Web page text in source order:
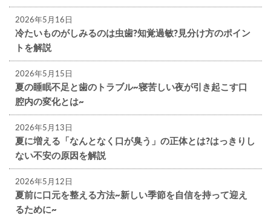
2026年5月16日
冷たいものがしみるのは虫歯?知覚過敏?見分け方のポイン
トを解説
2026年5月15日
夏の睡眠不足と歯のトラブル~寝苦しい夜が引き起こす口
腔内の変化とは~
2026年5月13日
夏に増える「なんとなく口が臭う」の正体とは?はっきりし
ない不安の原因を解説
2026年5月12日
夏前に口元を整える方法~新しい季節を自信を持って迎え
るために~